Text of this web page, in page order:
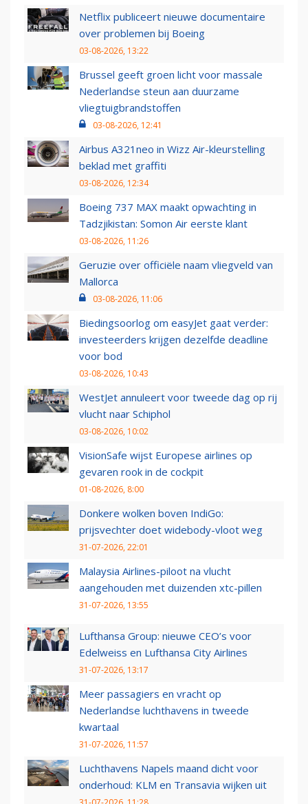
Netflix publiceert nieuwe documentaire
over problemen bij Boeing
03-08-2026, 13:22
Brussel geeft groen licht voor massale
Nederlandse steun aan duurzame
vliegtuigbrandstoffen
03-08-2026, 12:41
Airbus A321neo in Wizz Air-kleurstelling
beklad met graffiti
03-08-2026, 12:34
Boeing 737 MAX maakt opwachting in
Tadzjikistan: Somon Air eerste klant
03-08-2026, 11:26
Geruzie over officiële naam vliegveld van
Mallorca
03-08-2026, 11:06
Biedingsoorlog om easyJet gaat verder:
investeerders krijgen dezelfde deadline
voor bod
03-08-2026, 10:43
WestJet annuleert voor tweede dag op rij
vlucht naar Schiphol
03-08-2026, 10:02
VisionSafe wijst Europese airlines op
gevaren rook in de cockpit
01-08-2026, 8:00
Donkere wolken boven IndiGo:
prijsvechter doet widebody-vloot weg
31-07-2026, 22:01
Malaysia Airlines-piloot na vlucht
aangehouden met duizenden xtc-pillen
31-07-2026, 13:55
Lufthansa Group: nieuwe CEO’s voor
Edelweiss en Lufthansa City Airlines
31-07-2026, 13:17
Meer passagiers en vracht op
Nederlandse luchthavens in tweede
kwartaal
31-07-2026, 11:57
Luchthavens Napels maand dicht voor
onderhoud: KLM en Transavia wijken uit